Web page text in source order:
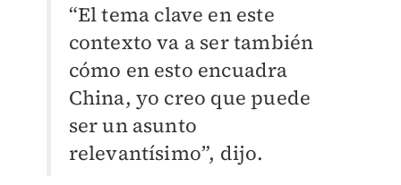
“El tema clave en este
contexto va a ser también
cómo en esto encuadra
China, yo creo que puede
ser un asunto
relevantísimo”, dijo.